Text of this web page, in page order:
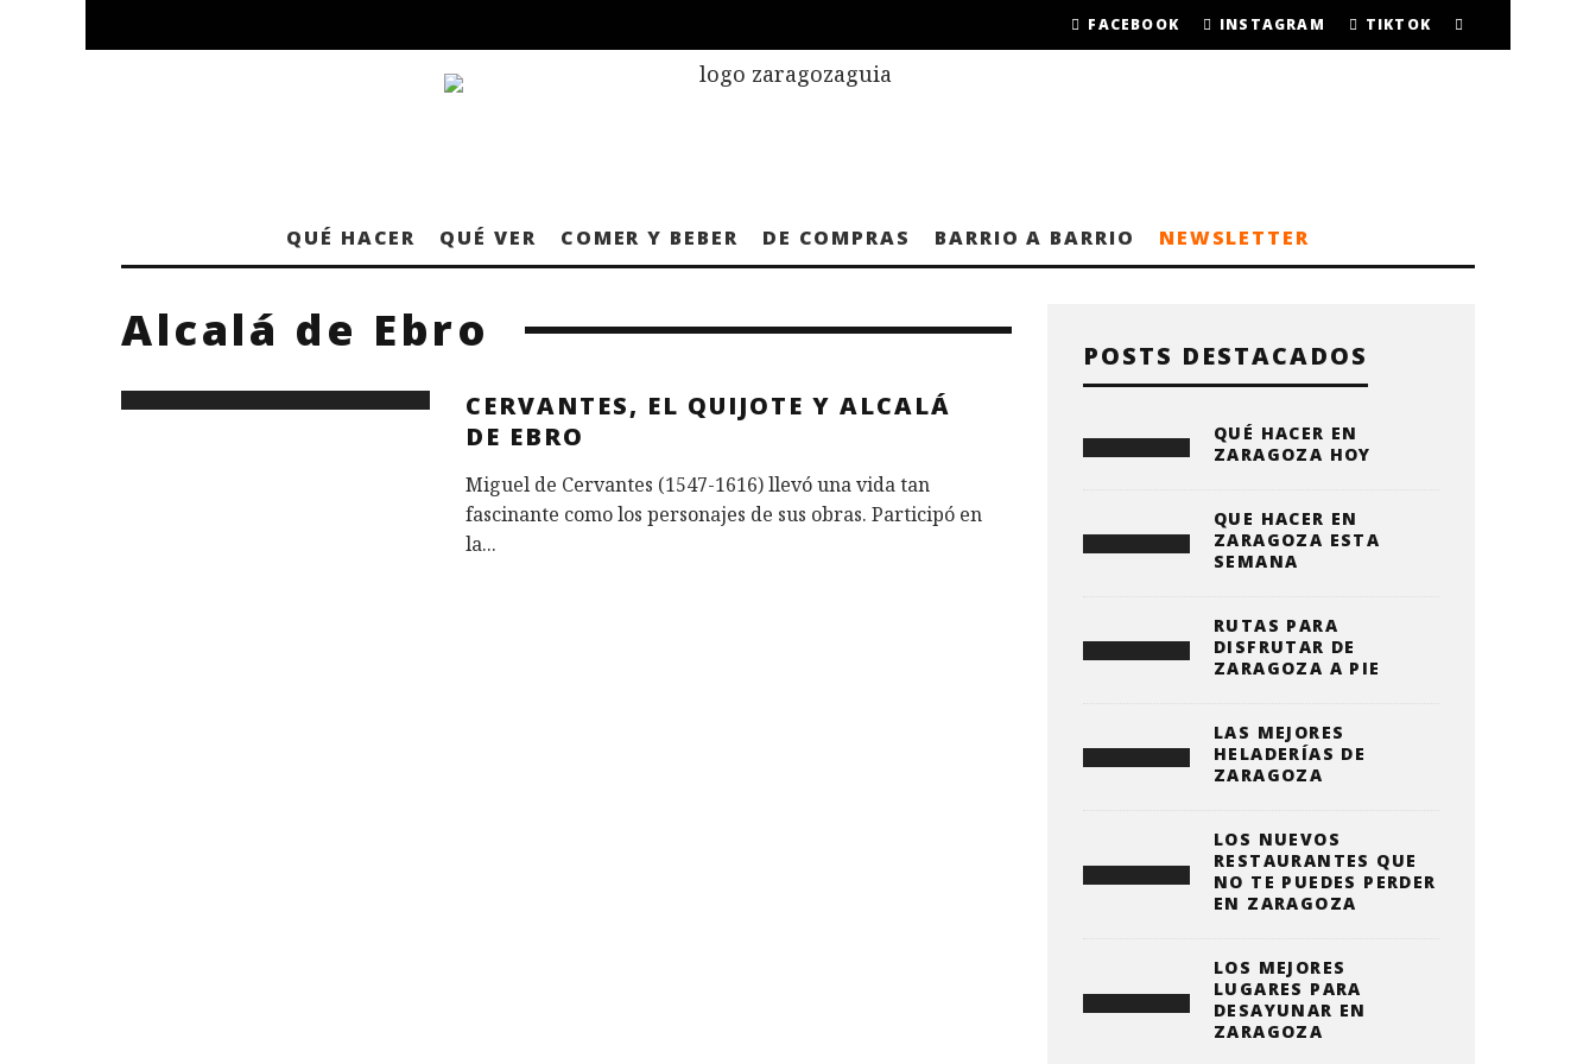
FACEBOOK INSTAGRAM TIKTOK
QUÉ HACER QUÉ VER COMER Y BEBER DE COMPRAS BARRIO A BARRIO NEWSLETTER
Alcalá de Ebro
CERVANTES, EL QUIJOTE Y ALCALÁ
DE EBRO
Miguel de Cervantes (1547-1616) llevó una vida tan
fascinante como los personajes de sus obras. Participó en
la...
POSTS DESTACADOS
QUÉ HACER EN
ZARAGOZA HOY
QUE HACER EN
ZARAGOZA ESTA
SEMANA
RUTAS PARA
DISFRUTAR DE
ZARAGOZA A PIE
LAS MEJORES
HELADERÍAS DE
ZARAGOZA
LOS NUEVOS
RESTAURANTES QUE
NO TE PUEDES PERDER
EN ZARAGOZA
LOS MEJORES
LUGARES PARA
DESAYUNAR EN
ZARAGOZA